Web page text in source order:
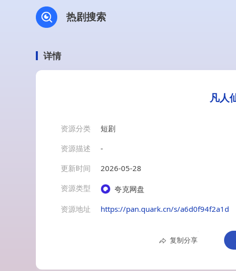
热剧搜索
详情
凡人
资源分类
短剧
资源描述
-
更新时间
2026-05-28
资源类型
夸克网盘
资源地址
https://pan.quark.cn/s/a6d0f94f2a1d
复制分享